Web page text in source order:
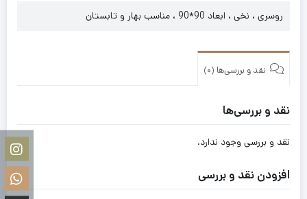
روسری ، نخی ، ابعاد 90*90 ، مناسب بهار و تابستان
نقد و بررسی‌ها (0)
نقد و بررسی‌ها
نقد و بررسی وجود ندارد.
افزودن نقد و بررسی